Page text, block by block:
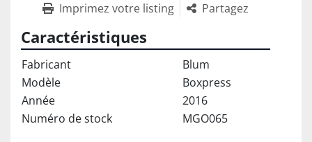
Imprimez votre listing
Partagez
Caractéristiques
Fabricant
Blum
Modèle
Boxpress
Année
2016
Numéro de stock
MGO065